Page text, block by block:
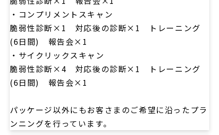
・コンプリメントスキャン
脆弱性診断×1 対応後の診断×1 トレーニング
(6日間) 報告会×1
・サイクリックスキャン
脆弱性診断×4 対応後の診断×1 トレーニング
(6日間) 報告会×1
パッケージ以外にもお客さまのご希望に沿ったプラ
ンニングを行っています。